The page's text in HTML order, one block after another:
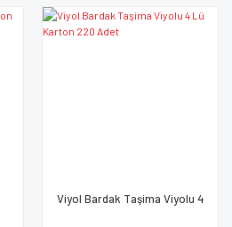
Viyol Bardak Taşima Viyolu 4